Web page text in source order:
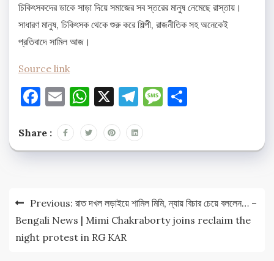
চিকিৎসকদের ডাকে সাড়া দিয়ে সমাজের সব স্তরের মানুষ নেমেছে রাস্তায়।
সাধারণ মানুষ, চিকিৎসক থেকে শুরু করে শিল্পী, রাজনীতিক সহ অনেকেই
প্রতিবাদে সামিল আজ।
Source link
Facebook
EmailWhatsApp
X Telegram
Message
Share :
Post
navigation
Previous: রাত দখল লড়াইয়ে শামিল মিমি, ন্যায় বিচার চেয়ে বললেন… –
Bengali News | Mimi Chakraborty joins reclaim the
night protest in RG KAR